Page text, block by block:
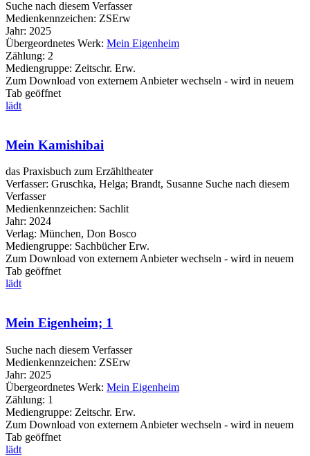
Suche nach diesem Verfasser
Medienkennzeichen: ZSErw
Jahr: 2025
Übergeordnetes Werk: Mein Eigenheim
Zählung: 2
Mediengruppe: Zeitschr. Erw.
Zum Download von externem Anbieter wechseln - wird in neuem
Tab geöffnet
lädt
Mein Kamishibai
das Praxisbuch zum Erzähltheater
Verfasser: Gruschka, Helga; Brandt, Susanne Suche nach diesem
Verfasser
Medienkennzeichen: Sachlit
Jahr: 2024
Verlag: München, Don Bosco
Mediengruppe: Sachbücher Erw.
Zum Download von externem Anbieter wechseln - wird in neuem
Tab geöffnet
lädt
Mein Eigenheim; 1
Suche nach diesem Verfasser
Medienkennzeichen: ZSErw
Jahr: 2025
Übergeordnetes Werk: Mein Eigenheim
Zählung: 1
Mediengruppe: Zeitschr. Erw.
Zum Download von externem Anbieter wechseln - wird in neuem
Tab geöffnet
lädt